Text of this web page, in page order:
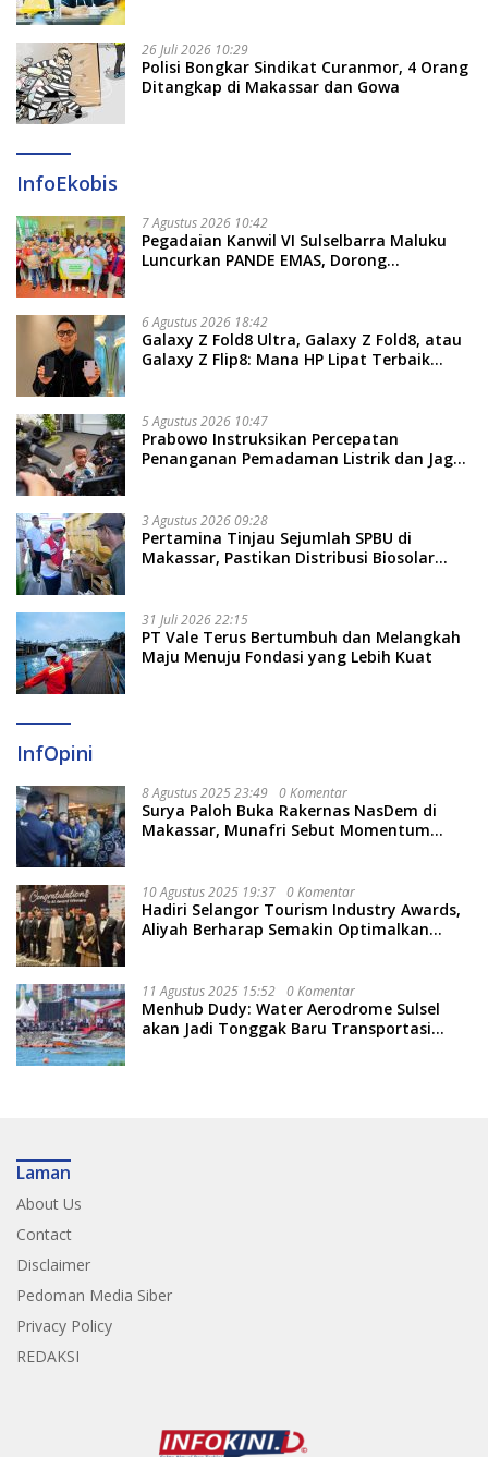
26 Juli 2026 10:29
Polisi Bongkar Sindikat Curanmor, 4 Orang
Ditangkap di Makassar dan Gowa
InfoEkobis
7 Agustus 2026 10:42
Pegadaian Kanwil VI Sulselbarra Maluku
Luncurkan PANDE EMAS, Dorong
6 Agustus 2026 18:42
Galaxy Z Fold8 Ultra, Galaxy Z Fold8, atau
Galaxy Z Flip8: Mana HP Lipat Terbaik
5 Agustus 2026 10:47
Prabowo Instruksikan Percepatan
Penanganan Pemadaman Listrik dan Jaga
3 Agustus 2026 09:28
Pertamina Tinjau Sejumlah SPBU di
Makassar, Pastikan Distribusi Biosolar
31 Juli 2026 22:15
PT Vale Terus Bertumbuh dan Melangkah
Maju Menuju Fondasi yang Lebih Kuat
InfOpini
8 Agustus 2025 23:49 0 Komentar
Surya Paloh Buka Rakernas NasDem di
Makassar, Munafri Sebut Momentum
10 Agustus 2025 19:37 0 Komentar
Hadiri Selangor Tourism Industry Awards,
Aliyah Berharap Semakin Optimalkan
11 Agustus 2025 15:52 0 Komentar
Menhub Dudy: Water Aerodrome Sulsel
akan Jadi Tonggak Baru Transportasi
Laman
About Us
Contact
Disclaimer
Pedoman Media Siber
Privacy Policy
REDAKSI